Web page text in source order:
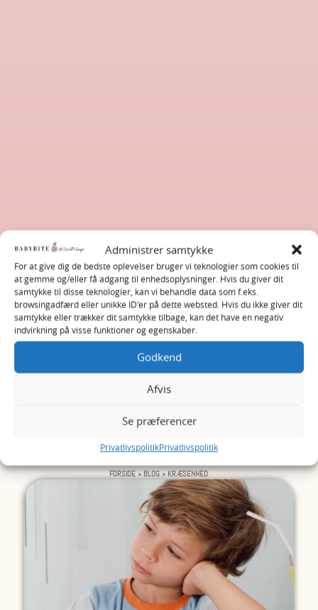
Administrer samtykke
For at give dig de bedste oplevelser bruger vi teknologier som cookies til
at gemme og/eller få adgang til enhedsoplysninger. Hvis du giver dit
samtykke til disse teknologier, kan vi behandle data som f.eks.
browsingadfærd eller unikke ID'er på dette websted. Hvis du ikke giver dit
samtykke eller trækker dit samtykke tilbage, kan det have en negativ
indvirkning på visse funktioner og egenskaber.
Godkend
Afvis
Se præferencer
PrivatlivspolitikPrivatlivspolitik
FORSIDE » BLOG » KRÆSENHED